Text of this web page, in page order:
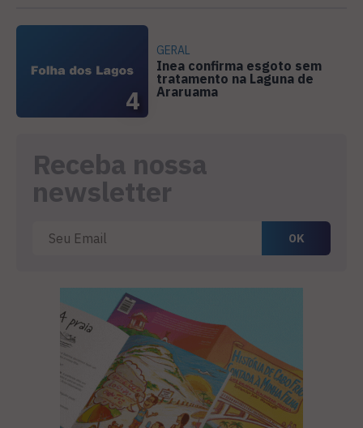
4
GERAL
Inea confirma esgoto sem
tratamento na Laguna de
Araruama
Receba nossa
newsletter